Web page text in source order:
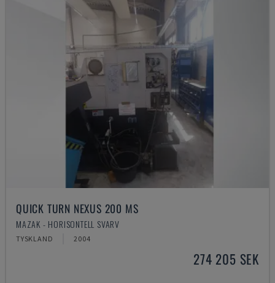
QUICK TURN NEXUS 200 MS
MAZAK - HORISONTELL SVARV
TYSKLAND 2004
274 205 SEK